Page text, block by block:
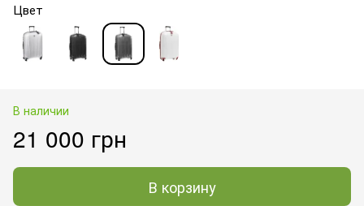
Цвет
В наличии
21 000 грн
В корзину